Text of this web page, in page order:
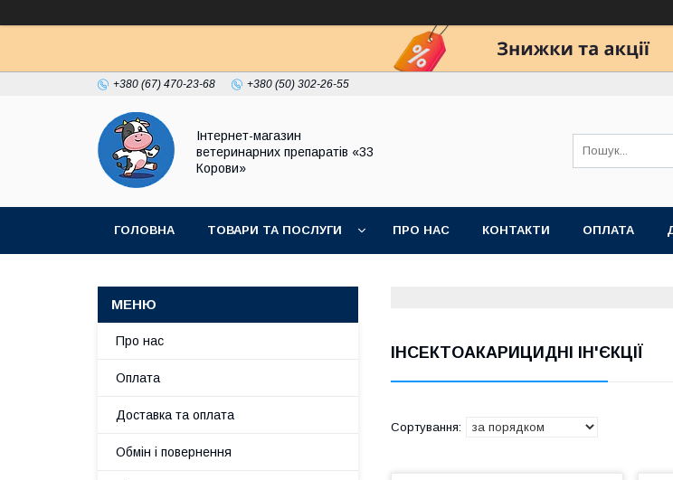
+380 (67) 470-23-68 +380 (50) 302-26-55
Інтернет-магазин
ветеринарних препаратів «33
Корови»
ГОЛОВНА ТОВАРИ ТА ПОСЛУГИ ПРО НАС КОНТАКТИ ОПЛАТА
ІНСЕКТОАКАРИЦИДНІ ІН'ЄКЦІЇ
Про нас
Оплата
Доставка та оплата
Обмін і повернення